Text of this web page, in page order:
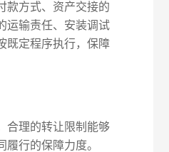
款方式、资产交接的
运输责任、安装调试
既定程序执行，保障
合理的转让限制能够
行的保障力度。